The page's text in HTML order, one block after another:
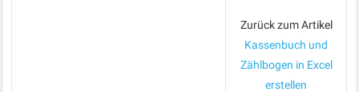
Zurück zum Artikel
Kassenbuch und
Zählbogen in Excel
erstellen